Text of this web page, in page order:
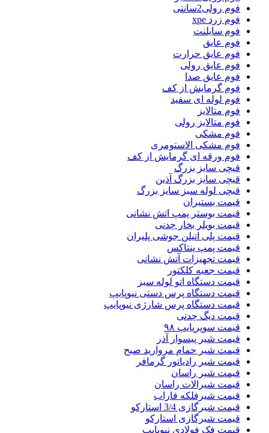
فوم رولی2سانتی
فوم زرد xpe
فوم سایلنت
فوم عایق
فوم عایق حرارت
فوم عایق رولی
فوم عایق صدا
فوم گرمایش از کف
فوم لوله ای سفید
فوم متالایز
فوم متالایز رولی
فوم مشکی
فوم مشکی الاستومری
فوم ورقه ای گرمایش از کف
قیچی سایز بزرگ
قیچی سایز بزرگ آذین
قیچی لوله سبز سایز بزرگ
قیمت بستیران
قیمت بوستر پمپ اتش نشانی
قیمت بویلر بخار چدنی
قیمت پلی اتیلن جوشی پلیران
قیمت پمپ پنتاکس
قیمت تجهیزات آتش نشانی
قیمت جعبه کلکتور
قیمت دستگاه اتو لوله سبز
قیمت دستگاه پرس دستی نیوپایپ
قیمت دستگاه پرس شارژی نیوپایپ
قیمت دیگ چدنی
قیمت سوپرپایپ ۹۸
قیمت شیر پیسوار آذر
قیمت شیر حمام مروارید صبح
قیمت شیر رادیاتور گرمافر
قیمت شیر راسان
قیمت شیرالات راسان
قیمت شیرفلکه فاراب
قیمت شیرگازی 3/4 استارکو
قیمت شیرگازی استارکو
قیمت فک فولادی نیوپایپ